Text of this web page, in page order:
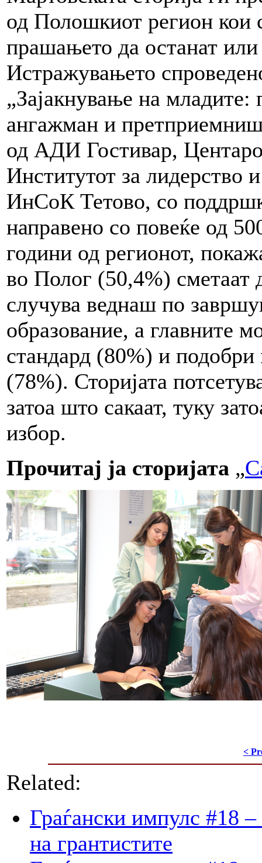
од Полошкиот регион кои
прашањето да останат или
Истражувањето
„Зајакнување на младите:
ангажман и
од АДИ Гостивар,
Институтот за лидерство
ИнСоК Тетово, со
направено со повеќе од
години од регионот,
во Полог (50,4%) сметаат
случува веднаш по
образование, а главните
стандард (80%) и
(78%). Сторијата
затоа што сакаат, туку
избор.
Прочитај ја сторијата „
<
Related:
Граѓански импулс #18
на грантистите